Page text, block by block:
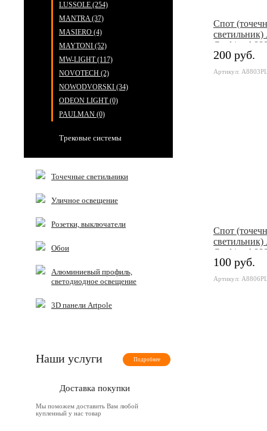
LUSSOLE (254)
MANTRA (37)
MASIERO (4)
MAYTONI (52)
MW-LIGHT (117)
NOVOTECH (2)
NOWODVORSKI (34)
ODEON LIGHT (0)
PAULMAN (0)
Трековые системы
Точечные светильники
Уличное освещение
Розетки, выключатели
Обои
Алюминиевый профиль,
светодиодное освещение
3D панели Artpole
Наши услуги Подробнее
Доставка покупки
Мы поможем доставить Вам любой
купленный у нас товар
Cпот
светильник)
Cool ice
200 руб.
Артикул:
Cпот
светильник)
Cool ice
100 руб.
Артикул: